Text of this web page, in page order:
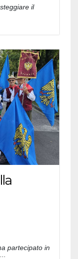
il
partecipato in